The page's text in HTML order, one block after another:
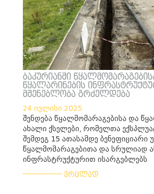
ბაკურიანში
წყალარინების
მშენებლობა გრძელდება
24 ივლისი 2025
შენდება წყალმომარაგებისა და
ახალი ქსელები, რომელთა
შემდეგ 15 ათასამდე ბენეფიციარი
წყალმომარაგებითა და სრულიად
ინფრასტრუქტურით ისარგებლებს
ვრცლად